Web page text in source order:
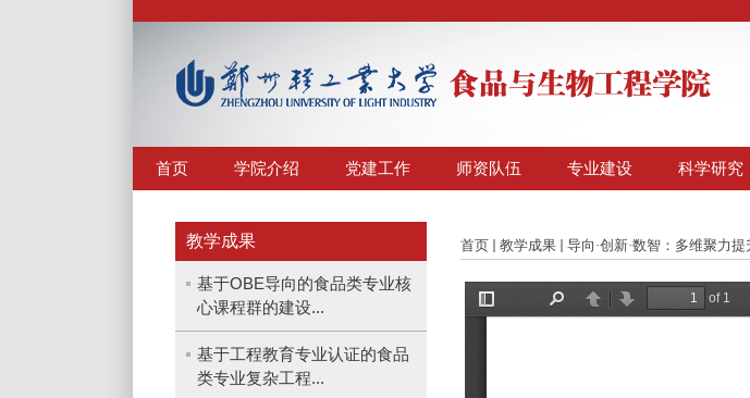
首页 学院介绍 党建工作 师资队伍 专业建设 科学研究
教学成果
基于OBE导向的食品类专业核
心课程群的建设...
基于工程教育专业认证的食品
类专业复杂工程...
首页 教学成果 导向·创新·数智：多维聚力